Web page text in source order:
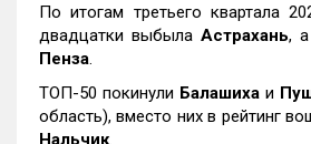
По итогам третьего квартала
двадцатки выбыла Астрахань,
Пенза.
ТОП-50 покинули Балашиха и
область), вместо них в рейтинг
Нальчик